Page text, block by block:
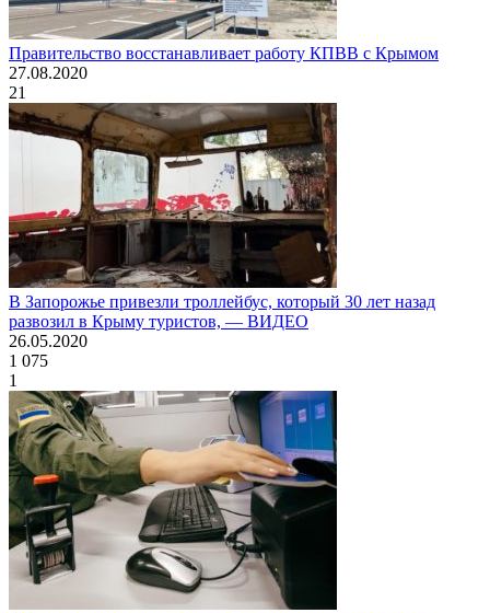
Правительство восстанавливает работу КПВВ с Крымом
27.08.2020
21
В Запорожье привезли троллейбус, который 30 лет назад
развозил в Крыму туристов, — ВИДЕО
26.05.2020
1 075
1